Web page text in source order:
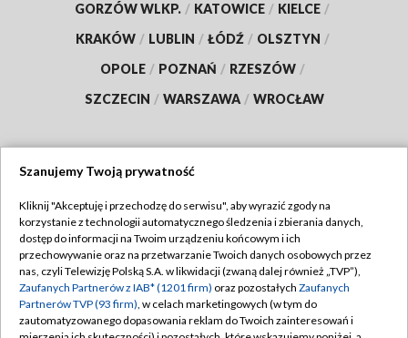
GORZÓW WLKP. / KATOWICE / KIELCE /
KRAKÓW / LUBLIN / ŁÓDŹ / OLSZTYN /
OPOLE / POZNAŃ / RZESZÓW /
SZCZECIN / WARSZAWA / WROCŁAW
TVP
Abonament TVP
Emisja w TVP
Centrum informacji TVP
Regulamin TVP
Polityka prywatności
Moje zgody
Szanujemy Twoją prywatność
Kliknij "Akceptuję i przechodzę do serwisu", aby wyrazić zgody na
korzystanie z technologii automatycznego śledzenia i zbierania danych,
dostęp do informacji na Twoim urządzeniu końcowym i ich
przechowywanie oraz na przetwarzanie Twoich danych osobowych przez
nas, czyli Telewizję Polską S.A. w likwidacji (zwaną dalej również „TVP”),
Zaufanych Partnerów z IAB* (1201 firm) oraz pozostałych Zaufanych
Partnerów TVP (93 firm), w celach marketingowych (w tym do
zautomatyzowanego dopasowania reklam do Twoich zainteresowań i